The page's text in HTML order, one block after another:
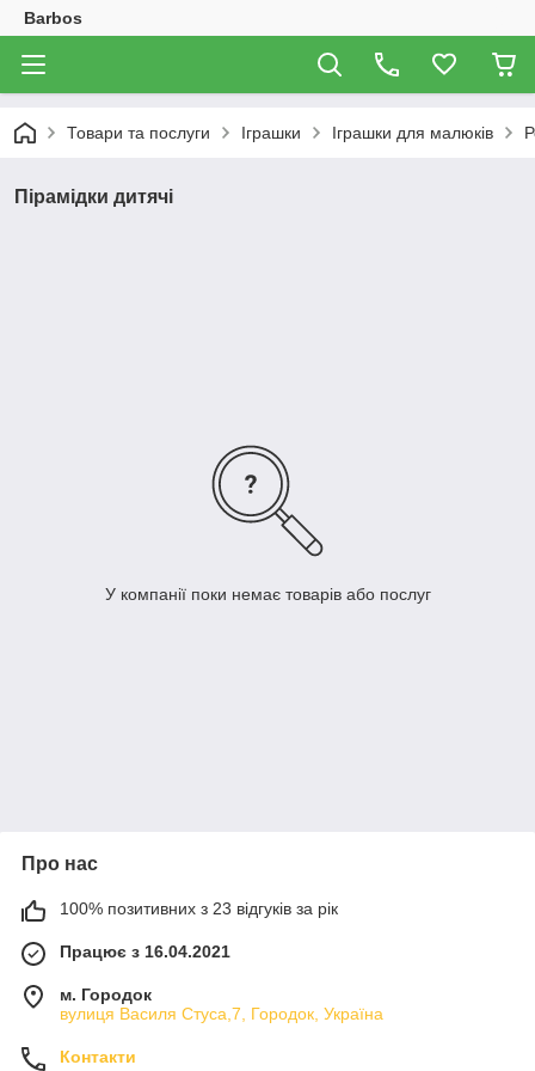
Barbos
Товари та послуги Іграшки Іграшки для малюків
Пірамідки дитячі
У компанії поки немає товарів або послуг
Про нас
100% позитивних з 23 відгуків за рік
Працює з 16.04.2021
м. Городок
вулиця Василя Стуса,7, Городок, Україна
Контакти